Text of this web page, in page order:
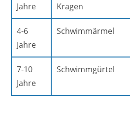
Jahre
Kragen
4-6
Jahre
Schwimmärmel
7-10
Jahre
Schwimmgürtel